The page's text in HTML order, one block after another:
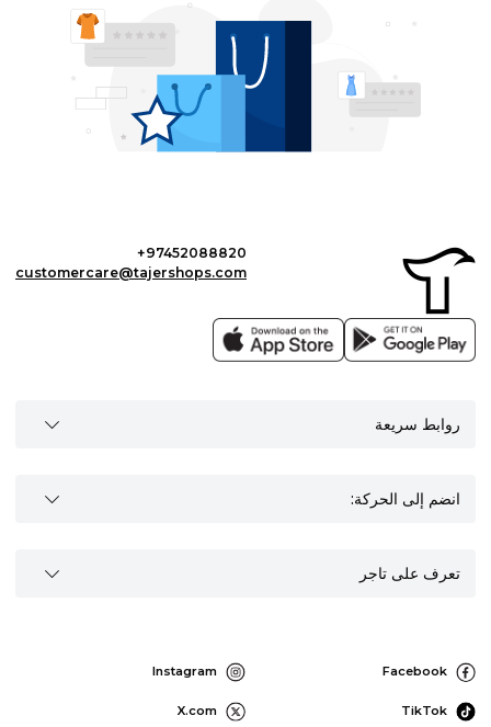
+97452088820
customercare@tajershops.com
روابط سريعة
انضم إلى الحركة:
تعرف على تاجر
Facebook
Instagram
TikTok
X.com